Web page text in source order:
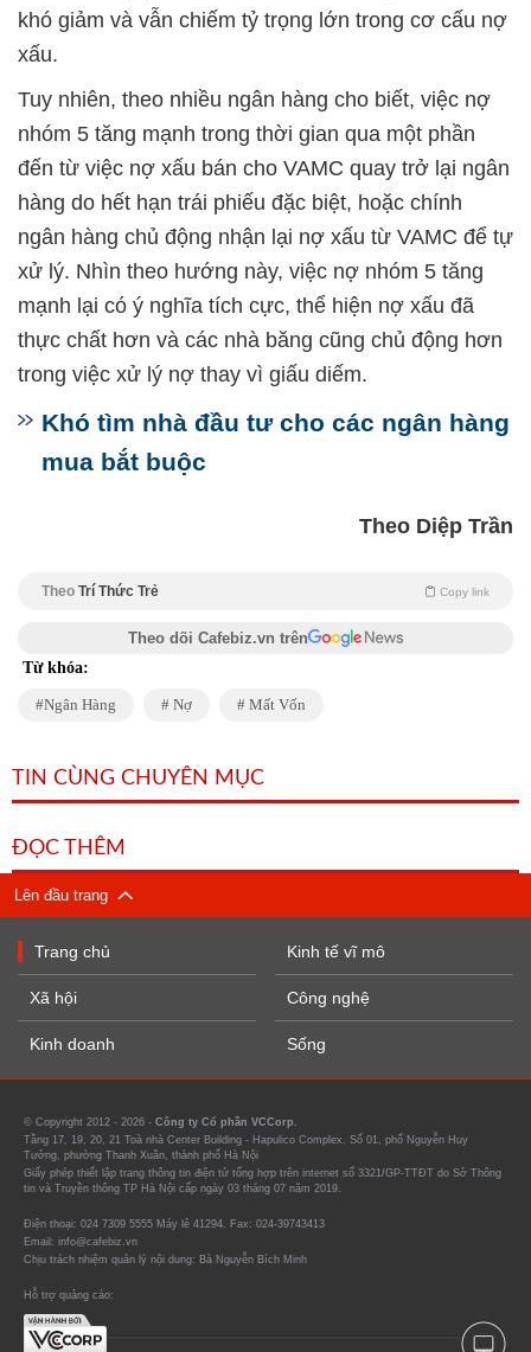
khó giảm và vẫn chiếm tỷ trọng lớn trong cơ cấu nợ
xấu.
Tuy nhiên, theo nhiều ngân hàng cho biết, việc nợ
nhóm 5 tăng mạnh trong thời gian qua một phần
đến từ việc nợ xấu bán cho VAMC quay trở lại ngân
hàng do hết hạn trái phiếu đặc biệt, hoặc chính
ngân hàng chủ động nhận lại nợ xấu từ VAMC để tự
xử lý. Nhìn theo hướng này, việc nợ nhóm 5 tăng
mạnh lại có ý nghĩa tích cực, thể hiện nợ xấu đã
thực chất hơn và các nhà băng cũng chủ động hơn
trong việc xử lý nợ thay vì giấu diếm.
Khó tìm nhà đầu tư cho các ngân hàng
mua bắt buộc
Theo Diệp Trần
Theo Trí Thức Trẻ Copy link
Theo dõi Cafebiz.vn trên
Từ khóa:
Ngân Hàng Nợ Mất Vốn
TIN CÙNG CHUYÊN MỤC
ĐỌC THÊM
Lên đầu trang
Trang chủ
Xã hội
Kinh doanh
Kinh tế vĩ mô
Công nghệ
Sống
© Copyright 2012 - 2026 - Công ty Cổ phần VCCorp.
Tầng 17, 19, 20, 21 Toà nhà Center Building - Hapulico Complex, Số 01, phố Nguyễn Huy
Tưởng, phường Thanh Xuân, thành phố Hà Nội
Giấy phép thiết lập trang thông tin điện tử tổng hợp trên internet số 3321/GP-TTĐT do Sở Thông
tin và Truyền thông TP Hà Nội cấp ngày 03 tháng 07 năm 2019.
Điện thoại: 024 7309 5555 Máy lẻ 41294. Fax: 024-39743413
Email: info@cafebiz.vn
Chịu trách nhiệm quản lý nội dung: Bà Nguyễn Bích Minh
Hỗ trợ quảng cáo: